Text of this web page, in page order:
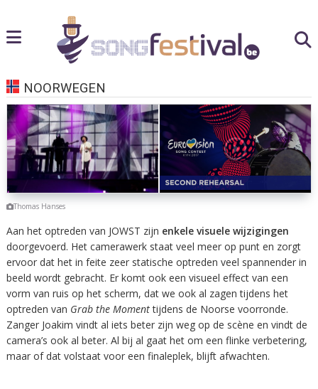
NOORWEGEN
Thomas Hanses
Aan het optreden van JOWST zijn enkele visuele wijzigingen
doorgevoerd. Het camerawerk staat veel meer op punt en zorgt
ervoor dat het in feite zeer statische optreden veel spannender in
beeld wordt gebracht. Er komt ook een visueel effect van een
vorm van ruis op het scherm, dat we ook al zagen tijdens het
optreden van Grab the Momenttijdens de Noorse voorronde.
Zanger Joakim vindt al iets beter zijn weg op de scène en vindt de
camera’s ook al beter. Al bij al gaat het om een flinke verbetering,
maar of dat volstaat voor een finaleplek, blijft afwachten.